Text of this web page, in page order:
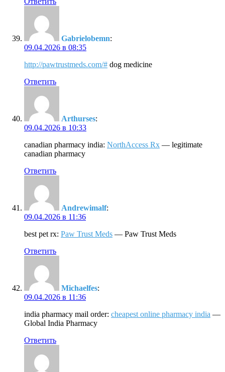
Gabrielobemn:
09.04.2026 в 08:35
http://pawtrustmeds.com/# dog medicine
Ответить
Arthurses:
09.04.2026 в 10:33
canadian pharmacy india: NorthAccess Rx — legitimate
canadian pharmacy
Ответить
Andrewimalf:
09.04.2026 в 11:36
best pet rx: Paw Trust Meds — Paw Trust Meds
Ответить
Michaelfes:
09.04.2026 в 11:36
india pharmacy mail order: cheapest online pharmacy india —
Global India Pharmacy
Ответить